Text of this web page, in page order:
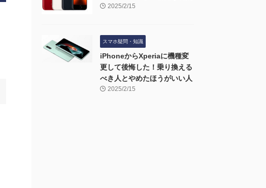
2025/2/15
スマホ疑問・知識
iPhoneからXperiaに機種変
更して後悔した！乗り換える
べき人とやめたほうがいい人
2025/2/15